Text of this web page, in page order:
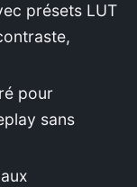
présets LUT
pour
sans